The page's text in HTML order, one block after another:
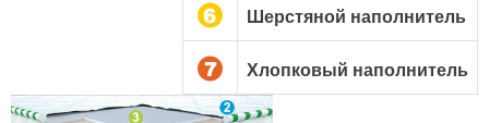
Шерстяной наполнитель
Хлопковый наполнитель